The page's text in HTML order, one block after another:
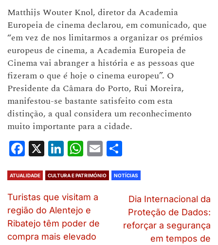
Matthijs Wouter Knol, diretor da Academia
Europeia de cinema declarou, em comunicado, que
“em vez de nos limitarmos a organizar os prémios
europeus de cinema, a Academia Europeia de
Cinema vai abranger a história e as pessoas que
fizeram o que é hoje o cinema europeu”. O
Presidente da Câmara do Porto, Rui Moreira,
manifestou-se bastante satisfeito com esta
distinção, a qual considera um reconhecimento
muito importante para a cidade.
Facebook
X LinkedIn
WhatsApp
Email
ATUALIDADE CULTURA E PATRIMÓNIO NOTÍCIAS
Turistas que visitam a
região do Alentejo e
Ribatejo têm poder de
compra mais elevado
Dia Internacional da
Proteção de Dados:
reforçar a segurança
em tempos de